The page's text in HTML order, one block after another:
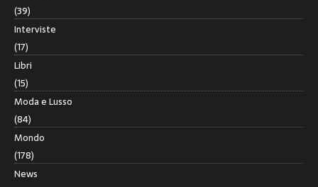
(39)
Interviste
(17)
Libri
(15)
Moda e Lusso
(84)
Mondo
(178)
News